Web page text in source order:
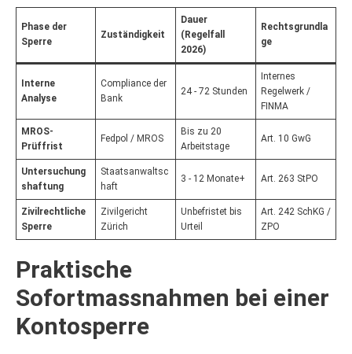
Phase der
Sperre
Zuständigkeit
Dauer
(Regelfall
2026)
Rechtsgrundla
ge
Interne
Analyse
Compliance der
Bank
24 - 72 Stunden
Internes
Regelwerk /
FINMA
MROS-
Prüffrist
Fedpol / MROS
Bis zu 20
Arbeitstage
Art. 10 GwG
Untersuchung
shaftung
Staatsanwaltsc
haft
3 - 12 Monate+ Art. 263 StPO
Zivilrechtliche
Sperre
Zivilgericht
Zürich
Unbefristet bis
Urteil
Art. 242 SchKG /
ZPO
Praktische
Sofortmassnahmen bei einer
Kontosperre